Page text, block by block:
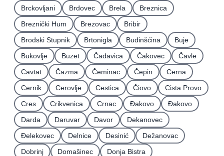
Brckovljani
Brdovec Brela
Breznica
Breznički Hum
Brezovac
Bribir
Brodski Stupnik
Brtonigla Budinšćina
Buje
Bukovlje
Buzet Čađavica Čakovec
Čavle
Cavtat
Čazma Čeminac Čepin
Cerna
Cernik
Cerovlje Cestica Čiovo
Cista Provo
Cres
Crikvenica Crnac Đakovo
Ðakovo
Darda
Daruvar Davor
Dekanovec
Ðelekovec
Delnice Desinić
Dežanovac
Dobrinj
Domašinec
Donja Bistra